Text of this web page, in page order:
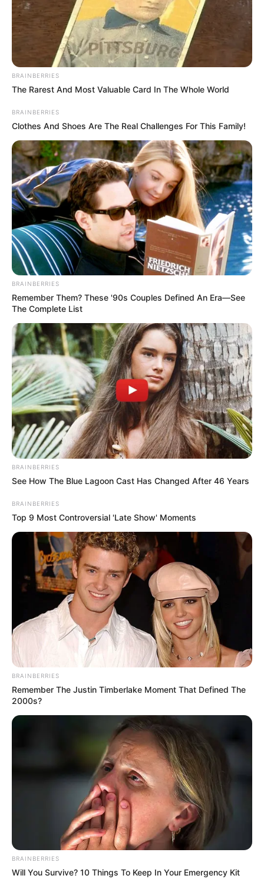
BRAINBERRIES
The Rarest And Most Valuable Card In The Whole World
BRAINBERRIES
Clothes And Shoes Are The Real Challenges For This Family!
BRAINBERRIES
Remember Them? These '90s Couples Defined An Era—See
The Complete List
BRAINBERRIES
See How The Blue Lagoon Cast Has Changed After 46 Years
BRAINBERRIES
Top 9 Most Controversial 'Late Show' Moments
BRAINBERRIES
Remember The Justin Timberlake Moment That Defined The
2000s?
BRAINBERRIES
Will You Survive? 10 Things To Keep In Your Emergency Kit